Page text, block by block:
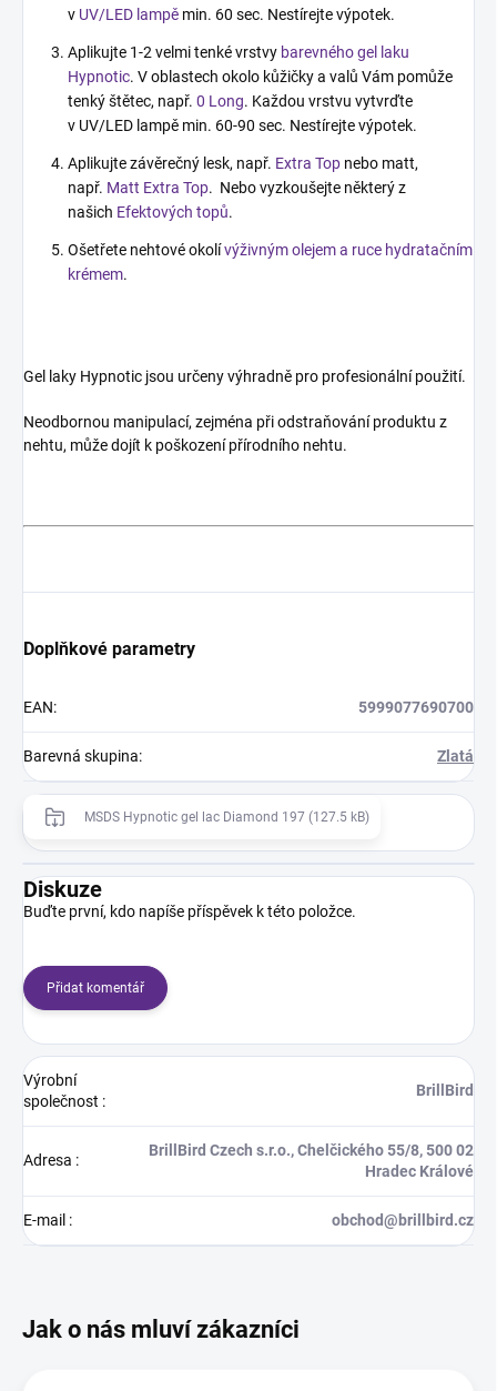
v UV/LED lampě min. 60 sec. Nestírejte výpotek.
Aplikujte 1-2 velmi tenké vrstvy barevného gel laku
Hypnotic. V oblastech okolo kůžičky a valů Vám pomůže
tenký štětec, např. 0 Long. Každou vrstvu vytvrďte
v UV/LED lampě min. 60-90 sec. Nestírejte výpotek.
Aplikujte závěrečný lesk, např. Extra Top nebo matt,
např. Matt Extra Top. Nebo vyzkoušejte některý z
našich Efektových topů.
Ošetřete nehtové okolívýživným olejem a ruce hydratačním
krémem.
Gel laky Hypnotic jsou určeny výhradně pro profesionální použití.
Neodbornou manipulací, zejména při odstraňování produktu z
nehtu, může dojít k poškození přírodního nehtu.
Doplňkové parametry
EAN: 5999077690700
Barevná skupina: Zlatá
MSDS Hypnotic gel lac Diamond 197 (127.5 kB)
Diskuze
Buďte první, kdo napíše příspěvek k této položce.
Přidat komentář
Výrobní
společnost :
BrillBird
Adresa :
BrillBird Czech s.r.o., Chelčického 55/8, 500 02
Hradec Králové
E-mail : obchod@brillbird.cz